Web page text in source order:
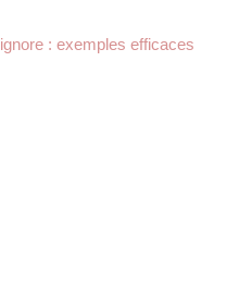
: exemples efficaces